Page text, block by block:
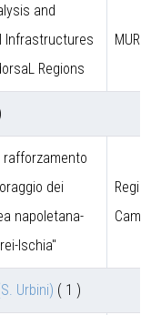
and
Infrastructures
Regions
MUR
rafforzamento
dei
napoletana-
Ischia"
Urbini) ( 1 )